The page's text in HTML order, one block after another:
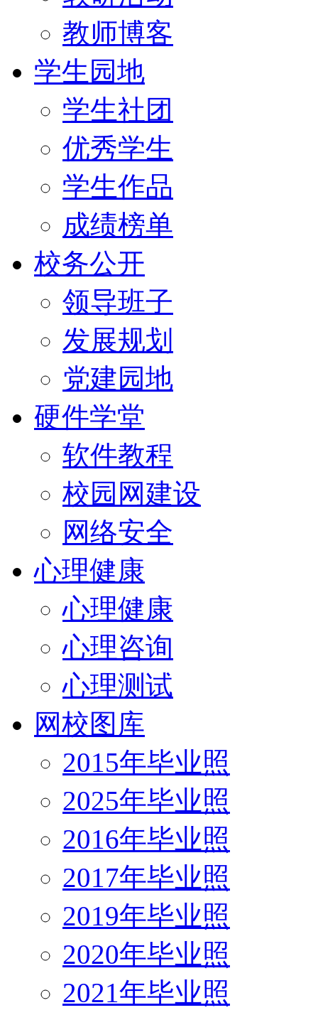
教师博客
学生园地
学生社团
优秀学生
学生作品
成绩榜单
校务公开
领导班子
发展规划
党建园地
硬件学堂
软件教程
校园网建设
网络安全
心理健康
心理健康
心理咨询
心理测试
网校图库
2015年毕业照
2025年毕业照
2016年毕业照
2017年毕业照
2019年毕业照
2020年毕业照
2021年毕业照